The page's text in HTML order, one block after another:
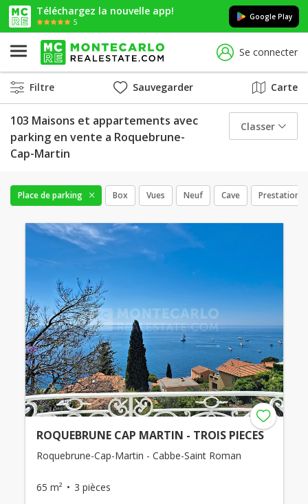
Téléchargez la nouvelle app!
5
Google Play
Se connecter
Filtre Sauvegarder Carte
103 Maisons et appartements avec
parking en vente a Roquebrune-
Cap-Martin
Classer
Place de parking Box Vues Neuf Cave Prestations
ROQUEBRUNE CAP MARTIN - TROIS PIECES
Roquebrune-Cap-Martin - Cabbe-Saint Roman
65 m² 3 pièces